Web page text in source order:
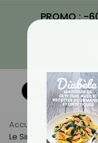
PROMO : -
Accueil Actus
Le Sirop D’érable